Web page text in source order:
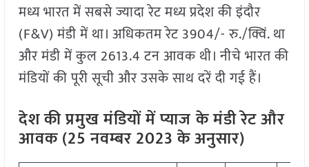
मध्य भारत में सबसे ज्यादा रेट मध्य प्रदेश की इंदौर
(F&V) मंडी में था। अधिकतम रेट 3904/- रु./क्विं. था
और मंडी में कुल 2613.4 टन आवक थी। नीचे भारत की
मंडियों की पूरी सूची और उसके साथ दरें दी गई हैं।
देश की प्रमुख मंडियों में प्याजके मंडी रेट और
आवक (25 नवम्बर 2023 के अनुसार)